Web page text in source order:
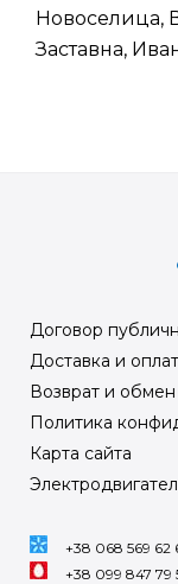
Новоселица,
Заставна,
Договор
Доставка и
Возврат и обмен
Политика
Карта сайта
+38 068 569 62
+38 099 847 79